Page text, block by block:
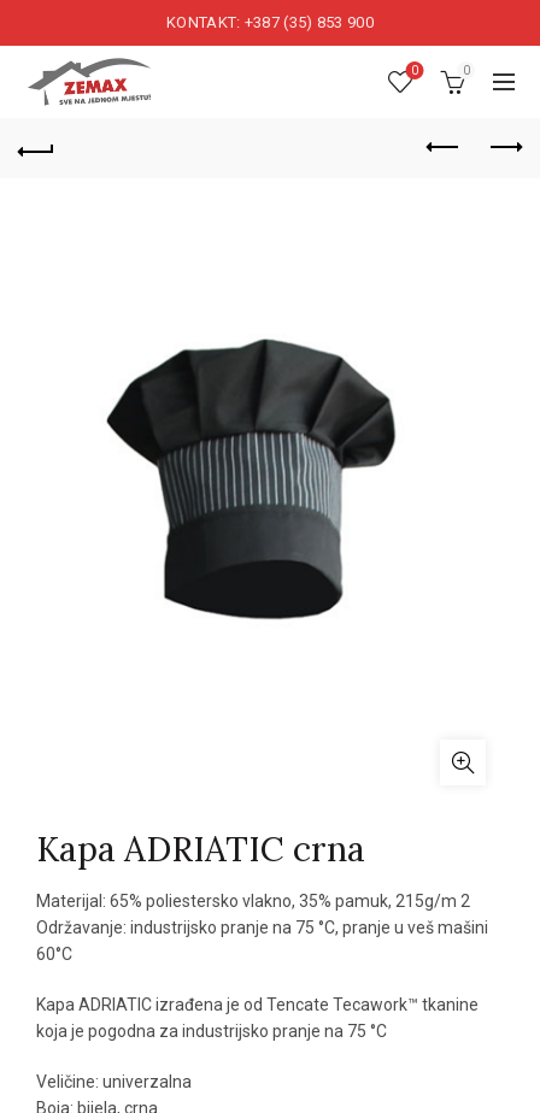
KONTAKT: +387 (35) 853 900
0 0
Kapa ADRIATIC crna
Materijal: 65% poliestersko vlakno, 35% pamuk, 215g/m 2
Održavanje: industrijsko pranje na 75 °C, pranje u veš mašini
60°C
Kapa ADRIATIC izrađena je od Tencate Tecawork™ tkanine
koja je pogodna za industrijsko pranje na 75 °C
Veličine: univerzalna
Boja: bijela, crna